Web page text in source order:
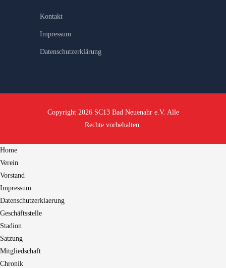
Kontakt
Impressum
Datenschutzerklärung
Copyright 2026 SC13 Bad Neuenahr e.V. Alle
Rechte vorbehalten.
Home
Verein
Vorstand
Impressum
Datenschutzerklaerung
Geschäftsstelle
Stadion
Satzung
Mitgliedschaft
Chronik